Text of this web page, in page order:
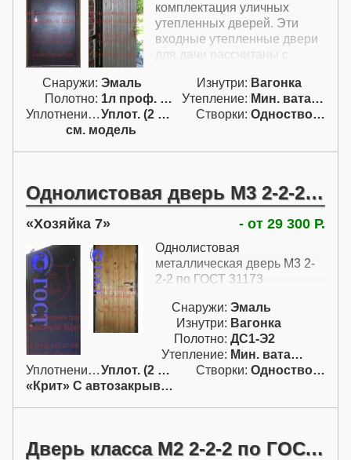
комплектация уличных
утепленных дверей. Эти
входные утепленные двери
для дачи рассчитаны с
снаружи и замком Эльбор,
который относится к классу
Выше среднего. Теплые
в этой комплектации
утеплитель, а по периметру
притвора проклеен
уплотнитель. Как и все
теплые двери в этом
разделе каталога - это двери
с одним контуром
единообразия моделей. Но
при необходимости эти
металлические утепленные
двери для дачи всегда
можно пересчитать и с
двумя контурами
Снаружи: Эмаль Изнутри: Вагонка
Полотно:
1л проф. двойн. Утепление:
Мин. вата / пенопл.
Уплотнение:
Уплот. (2 конт.) Створки:
Одностворчатая (А)
см. модель
Однолистовая дверь М3 2-2-2 по ГОСТ 31173
Хозяйка 7 - от 29 300 Р.
Однолистовая
металлическая дверь М3 2-
2-2 по ГОСТ 31173
Снаружи: Эмаль
Изнутри: Вагонка
Полотно: ДС1-Э2
Утепление:
Мин. вата / пенопл.
Уплотнение:
Уплот. (2 конт.) Створки:
Одностворчатая (А)
«Крит» С автозакрыванием
Дверь класса М2 2-2-2 по ГОСТ 31173 с отделкой с обеих сторон